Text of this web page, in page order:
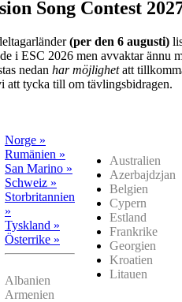
Song Contest
(per den 6 augusti)
i ESC 2026 men avvaktar ännu
nedan har möjlighetatt
att tycka till om tävlingsbidragen.
Norge »
Rumänien »
San Marino »
Schweiz »
Storbritannien
»
Tyskland »
Österrike »
Albanien
Armenien
Australien
Azerbajdzjan
Belgien
Cypern
Estland
Frankrike
Georgien
Kroatien
Litauen